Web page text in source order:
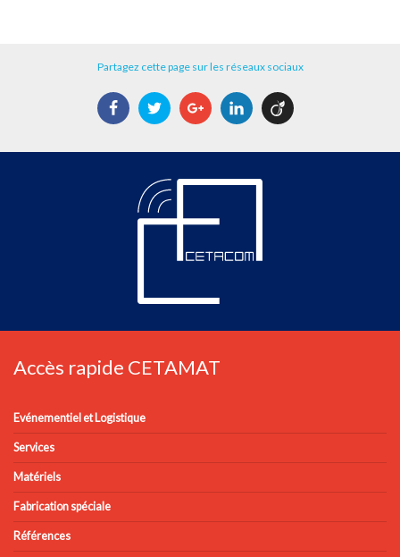
Partagez cette page sur les réseaux sociaux
FacebookTwitter Google+LinkedIn
Accès rapide CETAMAT
Evénementiel et Logistique
Services
Matériels
Fabrication spéciale
Références